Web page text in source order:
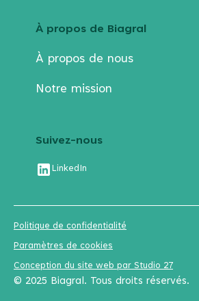
À propos de Biagral
À propos de nous
Notre mission
Suivez-nous
LinkedIn
© 2025 Biagral. Tous droits réservés.
Politique de confidentialité
Paramètres de cookies
Conception du site web par Studio 27